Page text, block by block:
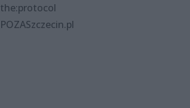
the:protocol
POZASzczecin.pl